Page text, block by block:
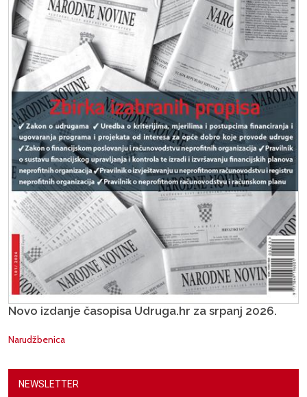
Novo izdanje časopisa Udruga.hr za srpanj 2026.
Narudžbenica
NEWSLETTER